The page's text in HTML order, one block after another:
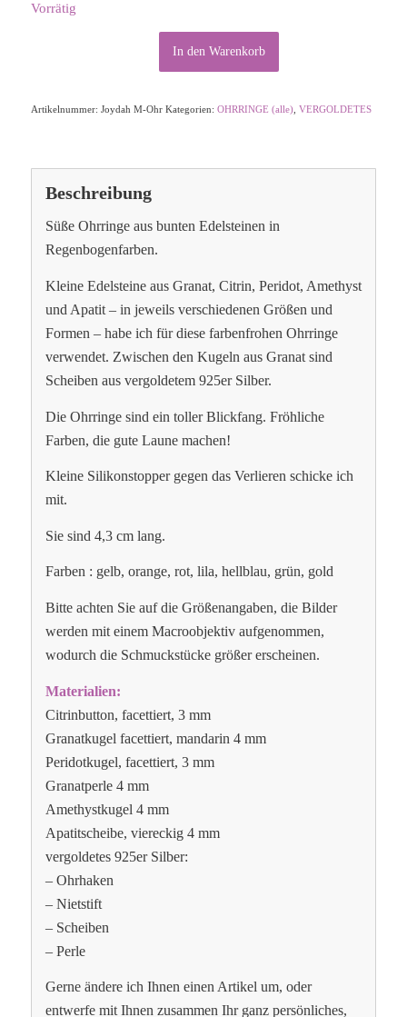
Vorrätig
In den Warenkorb
Artikelnummer: Joydah M-Ohr Kategorien: OHRRINGE (alle), VERGOLDETES
Beschreibung
Süße Ohrringe aus bunten Edelsteinen in
Regenbogenfarben.
Kleine Edelsteine aus Granat, Citrin, Peridot, Amethyst
und Apatit – in jeweils verschiedenen Größen und
Formen – habe ich für diese farbenfrohen Ohrringe
verwendet. Zwischen den Kugeln aus Granat sind
Scheiben aus vergoldetem 925er Silber.
Die Ohrringe sind ein toller Blickfang. Fröhliche
Farben, die gute Laune machen!
Kleine Silikonstopper gegen das Verlieren schicke ich
mit.
Sie sind 4,3 cm lang.
Farben : gelb, orange, rot, lila, hellblau, grün, gold
Bitte achten Sie auf die Größenangaben, die Bilder
werden mit einem Macroobjektiv aufgenommen,
wodurch die Schmuckstücke größer erscheinen.
Materialien:
Citrinbutton, facettiert, 3 mm
Granatkugel facettiert, mandarin 4 mm
Peridotkugel, facettiert, 3 mm
Granatperle 4 mm
Amethystkugel 4 mm
Apatitscheibe, viereckig 4 mm
vergoldetes 925er Silber:
– Ohrhaken
– Nietstift
– Scheiben
– Perle
Gerne ändere ich Ihnen einen Artikel um, oder
entwerfe mit Ihnen zusammen Ihr ganz persönliches,